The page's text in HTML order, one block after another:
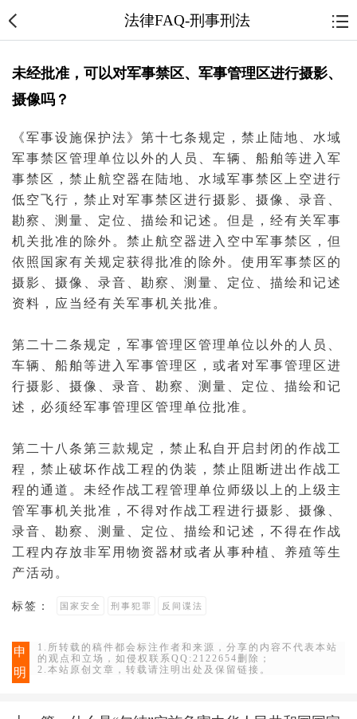
法律FAQ-刑事刑法
未经批准，可以对军事禁区、军事管理区进行摄影、
摄像吗？
《军事设施保护法》第十七条规定，禁止陆地、水域
军事禁区管理单位以外的人员、车辆、船舶等进入军
事禁区，禁止航空器在陆地、水域军事禁区上空进行
低空飞行，禁止对军事禁区进行摄影、摄像、录音、
勘察、测量、定位、描绘和记述。但是，经有关军事
机关批准的除外。禁止航空器进入空中军事禁区，但
依照国家有关规定获得批准的除外。使用军事禁区的
摄影、摄像、录音、勘察、测量、定位、描绘和记述
资料，应当经有关军事机关批准。
第二十二条规定，军事管理区管理单位以外的人员、
车辆、船舶等进入军事管理区，或者对军事管理区进
行摄影、摄像、录音、勘察、测量、定位、描绘和记
述，必须经军事管理区管理单位批准。
第二十八条第三款规定，禁止私自开启封闭的作战工
程，禁止破坏作战工程的伪装，禁止阻断进出作战工
程的通道。未经作战工程管理单位师级以上的上级主
管军事机关批准，不得对作战工程进行摄影、摄像、
录音、勘察、测量、定位、描绘和记述，不得在作战
工程内存放非军用物资器材或者从事种植、养殖等生
产活动。
标签： 国家安全 刑事犯罪 反间谍法
申
明
1.所转载的稿件都会标注作者和来源，分享的内容不代表本站
的观点和立场，如侵权联系QQ:2122654删除；
2.本站原创文章，转载请注明出处及保留链接。